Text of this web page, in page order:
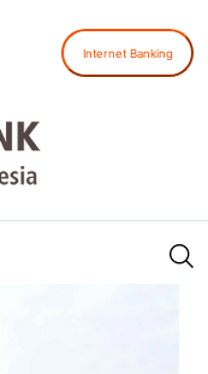
Internet Banking